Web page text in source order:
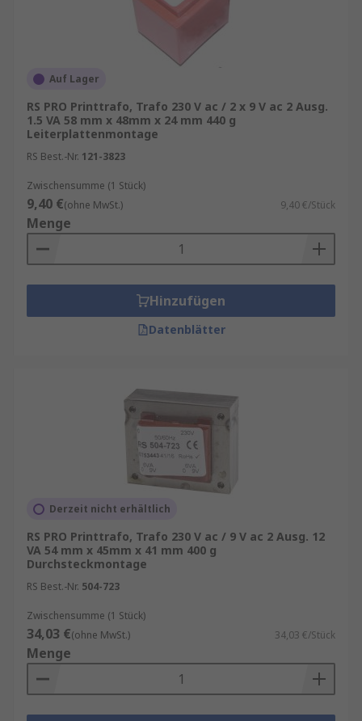
Auf Lager
RS PRO Printtrafo, Trafo 230 V ac / 2 x 9 V ac 2 Ausg.
1.5 VA 58 mm x 48mm x 24 mm 440 g
Leiterplattenmontage
RS Best.-Nr. 121-3823
Zwischensumme (1 Stück)
9,40 €(ohne MwSt.) 9,40 €/Stück
Menge
Hinzufügen
Datenblätter
Derzeit nicht erhältlich
RS PRO Printtrafo, Trafo 230 V ac / 9 V ac 2 Ausg. 12
VA 54 mm x 45mm x 41 mm 400 g
Durchsteckmontage
RS Best.-Nr. 504-723
Zwischensumme (1 Stück)
34,03 €(ohne MwSt.) 34,03 €/Stück
Menge